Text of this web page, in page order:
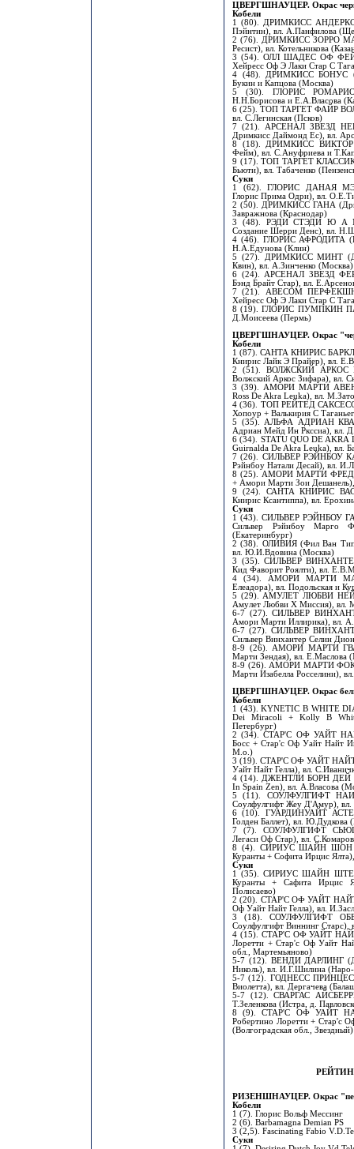
ЦВЕРГШНАУЦЕР. Окрас
Кобели
1 (80). ДРИМКИСС
Пэйнтин), вл. А.Панфилова
2 (76). ДРИМКИСС ЗОРРО
Ресист), вл. Котельникова
3 (54). ОЛЛ ШАДЕС ОФ
Хейресс Оф Э Лаки Стар С
4 (48). ДРИМКИСС БОНУС
Букин и Капцова (Москва)
5 (30). ГЛОРИС РОМАРИО
Н.Н.Борисова и Е.А.Власова
6 (25). ТОП ТАРГЕТ ФАЙР
вл. С.Легинская (Псков)
7 (21). АРСЕНАЛ ЗВЕЗД
Дримкисс Даймонд Ес), вл.
8 (18). ДРИМКИСС ВИКТОР
Фейм), вл. С.Ануфриева и
9 (17). ТОП ТАРГЕТ КЛАССИК
Бьюти), вл. Табаченко
Суки
1 (62). ГЛОРИС ДАНАЯ
Глорис Прима Одри), вл.
2 (50). ДРИМКИСС ГАНА
Завражнова (Краснодар)
3 (48). РЭДИ СТЭДИ Ю А
Создание Шерри Денс), вл.
4 (46). ГЛОРИС АФРОДИТА
Н.А.Едунова (Клин)
5 (27). ДРИМКИСС МИНТ
Квин), вл. А.Зинченко (Москва)
6 (24). АРСЕНАЛ ЗВЕЗД
Бэнд Брайт Стар), вл.
7 (21). АВЕСОМ ПЕРФЕКШН
Хейресс Оф Э Лаки Стар С
8 (19). ГЛОРИС ПУМПКИН
Д.Моисеева (Пермь)
ЦВЕРГШНАУЦЕР. Окрас
Кобели
1 (87). САНТА КНИРИС
Книрис Лайк Э Прайер), вл.
2 (51). ВОЛЖСКИЙ АРКОС
Волжский Аркос Зифара), вл.
3 (39). АМОРИ МАРТИ
Ross De Akra Leuka), вл.
4 (36). ТОП РЕЙТЕД
Хопоур + Валькирия С
5 (35). АЛЬФА АДРИАН
Адриан Мейд Ин Ркссиа), вл.
6 (34). STATU QUO DE AKRA
Guirnalda De Akra Leuka), вл.
7 (26). СИЛЬВЕР РЭЙНБОУ
Рэйнбоу Натали Десай), вл.
8 (25). АМОРИ МАРТИ
+ Амори Марти Зои
9 (24). САНТА КНИРИС
Книрис Ксантиппа), вл.
Суки
1 (43). СИЛЬВЕР РЭЙНБОУ
Сильвер Рэйнбоу Марго
(Екатеринбург)
2 (38). ОЛИВИЯ (Фил Ван
вл. Ю.И.Вдовина (Москва)
3 (35). СИЛЬВЕР
Кид Фаворит Роялти), вл.
4 (34). АМОРИ МАРТИ
Елеадора), вл. Подольская и
5 (29). АМУЛЕТ ЛЮБВИ
Амулет Любви Х Миссия), вл.
6-7 (27). СИЛЬВЕР
Амори Марти Иллирика), вл.
6-7 (27). СИЛЬВЕР
Сильвер Винхантер Селин
8-9 (26). АМОРИ МАРТИ
Марти Зендая), вл. Е.Маслова
8-9 (26). АМОРИ МАРТИ ФОКС
Марти Изабелла Росселини),
ЦВЕРГШНАУЦЕР. Окрас
Кобели
1 (43). KYNETIC B WHITE
Dei Miracoli + Kolly B
Петербург)
2 (34). СТАР'С ОФ УАЙТ
Босс + Стар'с Оф Уайт Найт
М.о.)
3 (19). СТАР'С ОФ УАЙТ НАЙТ
Уайт Найт Гелла), вл.
4 (14). ДЖЕНТЛИ БОРН ДЕЙ
In Spain Zen), вл. А.Власова
5 (11). СОУЛФУЛГИФТ
Соулфулгифт Жеу Д'Амур),
6 (10). ГУАРДИНУАЙТ
Голден Баллет), вл. Ю.Дудкова
7 (7). СОУЛФУЛГИФТ
Легаси Оф Стар), вл.
8 (4). СИРИУС ШАЙН ШОН
Куранты + Софита Ирцис
Суки
1 (35). СИРИУС ШАЙН
Куранты + Сафита Ирцис
Полисаево)
2 (20). СТАР'С ОФ УАЙТ НАЙТ
Оф Уайт Найт Гелла), вл.
3 (18). СОУЛФУЛГИФТ
Соулфулгифт Виннинг Старс),
4 (15). СТАР'С ОФ УАЙТ
Лоретти + Стар'с Оф Уайт
обл., Мартемьяново)
5-7 (12). ВЕНДИ ДАРЛИНГ
Николь), вл. И.Г.Шилина
5-7 (12). ГОДНЕСС
Виолетта), вл. Дергачева
5-7 (12). СВАРГАС АЙСБЕРРИ
Т.Зеленкова (Истра, д.
8 (9). СТАР'С ОФ УАЙТ
Робертино Лоретти + Стар'с
(Волгоградская обл., Звездный)
РИЗЕНШНАУЦЕР. Окрас
Кобели
1 (7). Глорис Вольф Мессинг
2 (6). Barbamagna Demian PS
3 (2,5). Fascinating Fabio
Суки